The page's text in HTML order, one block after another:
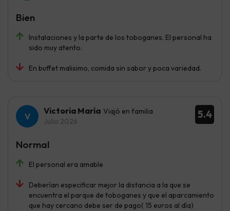
Instalaciones y la parte de los toboganes. El personal ha
sido muy atento.
En buffet malisimo, comida sin sabor y poca variedad.
Bien
5.4
Victoria María Viajó en familia
Julio 2026
El personal era amable
Deberían especificar mejor la distancia a la que se
encuentra el parque de toboganes y que el aparcamiento
que hay cercano debe ser de pago( 15 euros al día)
Normal